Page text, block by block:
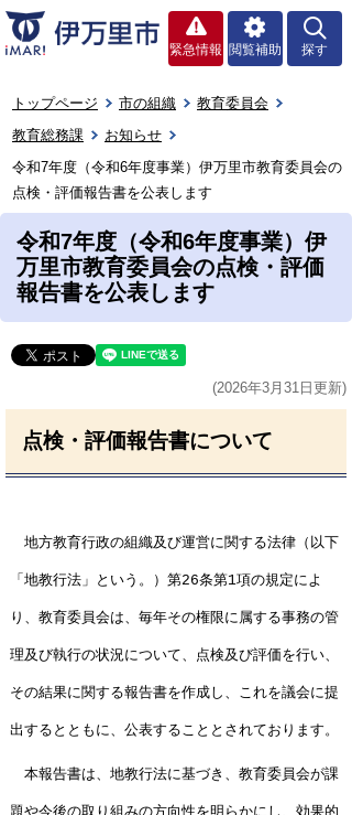
緊急情報 閲覧補助 探す
トップページ 市の組織
教育委員会
教育総務課
お知らせ
令和7年度（令和6年度事業）伊万里市教育委員会の
点検・評価報告書を公表します
令和7年度（令和6年度事業）伊
万里市教育委員会の点検・評価
報告書を公表します
(2026年3月31日更新)
点検・評価報告書について
地方教育行政の組織及び運営に関する法律（以下
「地教行法」という。）第26条第1項の規定によ
り、教育委員会は、毎年その権限に属する事務の管
理及び執行の状況について、点検及び評価を行い、
その結果に関する報告書を作成し、これを議会に提
出するとともに、公表することとされております。
本報告書は、地教行法に基づき、教育委員会が課